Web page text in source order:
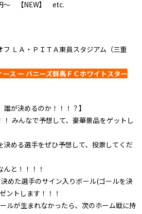
～ 【NEW】 etc.
ＬＡ・ＰＩＴＡ東員スタジアム（三重
ス ー バニーズ群馬ＦＣホワイトスター
誰が決めるのか！！！？】
みんなで予想して、豪華景品をゲットし
決める選手をぜひ予想して、投票してくだ
と！！！！
めた選手のサイン入りボール(ゴールを決
ントします！！！
ルが生まれなかったら、次のホーム戦に持